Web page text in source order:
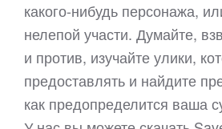
какого-нибудь персонажа,
нелепой участи. Думайте,
и против, изучайте улики,
предоставлять и найдите
как предопределится ваша